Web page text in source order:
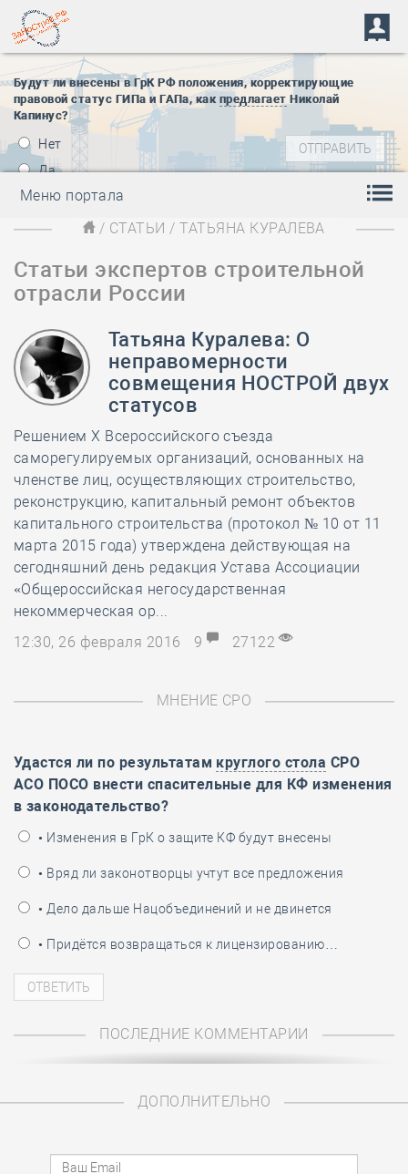
Будут ли внесены в ГрК РФ положения, корректирующие
правовой статус ГИПа и ГАПа, как предлагает Николай
Капинус?
Нет
Да
Меню портала
/ СТАТЬИ / ТАТЬЯНА КУРАЛЕВА
Статьи экспертов строительной
отрасли России
Татьяна Куралева: О
неправомерности
совмещения НОСТРОЙ двух
статусов
Решением Х Всероссийского съезда
саморегулируемых организаций, основанных на
членстве лиц, осуществляющих строительство,
реконструкцию, капитальный ремонт объектов
капитального строительства (протокол № 10 от 11
марта 2015 года) утверждена действующая на
сегодняшний день редакция Устава Ассоциации
«Общероссийская негосударственная
некоммерческая ор...
12:30, 26 февраля 2016
9 27122
МНЕНИЕ СРО
Удастся ли по результатам круглого стола СРО
АСО ПОСО внести спасительные для КФ изменения
в законодательство?
• Изменения в ГрК о защите КФ будут внесены
• Вряд ли законотворцы учтут все предложения
• Дело дальше Нацобъединений и не двинется
• Придётся возвращаться к лицензированию…
ПОСЛЕДНИЕ КОММЕНТАРИИ
ДОПОЛНИТЕЛЬНО